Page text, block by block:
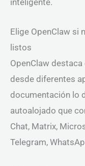
Elige OpenClaw si
listos
OpenClaw
desde diferentes
documentación lo
autoalojado que
Chat, Matrix,
Telegram,